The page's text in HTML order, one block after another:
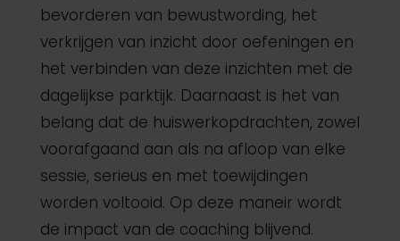
bevorderen van bewustwording, het
verkrijgen van inzicht door oefeningen en
het verbinden van deze inzichten met de
dagelijkse parktijk. Daarnaast is het van
belang dat de huiswerkopdrachten, zowel
voorafgaand aan als na afloop van elke
sessie, serieus en met toewijdingen
worden voltooid. Op deze maneir wordt
de impact van de coaching blijvend.